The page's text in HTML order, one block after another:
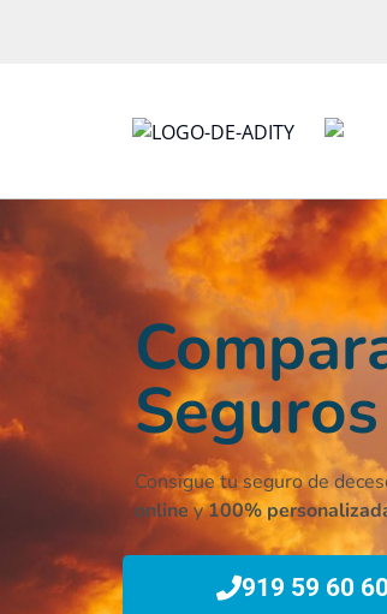
Consigue tuseguro de
onliney100%
919 59 60 60